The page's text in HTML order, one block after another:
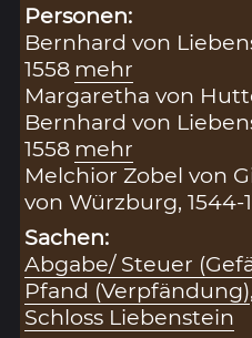
Personen:
Bernhard von
1558 mehr
Margaretha von
Bernhard von
1558 mehr
Melchior Zobel von
von Würzburg, 1544-
Sachen:
Abgabe/ Steuer
Pfand (Verpfändung),
Schloss Liebenstein